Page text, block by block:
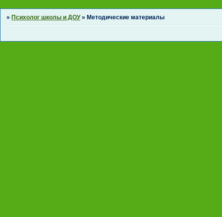
»Психолог школы и ДОУ »Методические материалы